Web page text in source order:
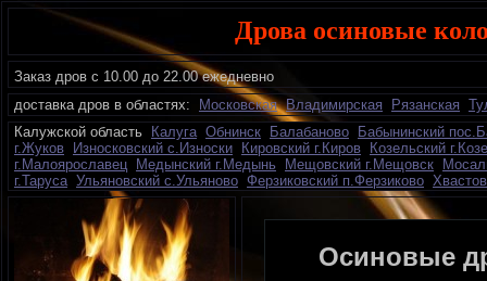
Дрова осиновые
Заказ дров с 10.00 до 22.00 ежедневно
доставка дров в областях:
Московская Владимирская Рязанская
Калужской область Калуга Обнинск Балабаново
Бабынинский
г.Жуков
Износковский с.Износки Кировский г.Киров
Козельский
г.Малоярославец
Медынский г.Медынь Мещовский г.Мещовск
г.Таруса Ульяновский с.Ульяново Ферзиковский п.Ферзиково
Осиновые